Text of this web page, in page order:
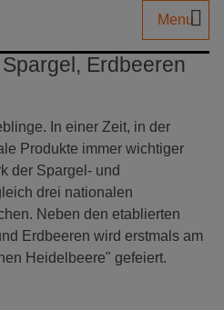
Menu
Erdbeeren
In einer Zeit, in der
Produkte immer wichtiger
der Spargel- und
drei nationalen
Neben den etablierten
Erdbeeren wird erstmals am
Heidelbeere" gefeiert.